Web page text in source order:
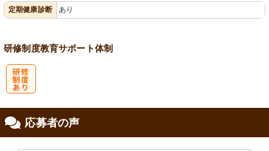
定期健康診断 あり
研修制度教育サポート体制
応募者の声